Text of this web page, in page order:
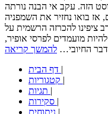
הזה. עקב אי הבנה נורתה
אז בואו נחזיר את השמפניה
ציפינו להכרזה הרשמית על
מועמדים לפרסי אופיר,
החיובי… להמשך קריאה
|
|
|
|
|